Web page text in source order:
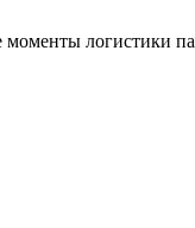
логистики